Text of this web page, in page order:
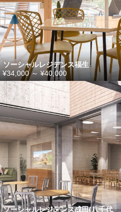
ソーシャルレジデンス福生
¥34,000～¥40,000
ソーシャルレジデンス成田(八千代